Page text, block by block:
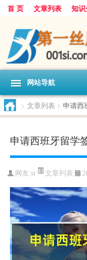
首 页 文章列表 知
网站导航
> 文章列表 > 申请西
申请西班牙留学
网友:sr 文章列表